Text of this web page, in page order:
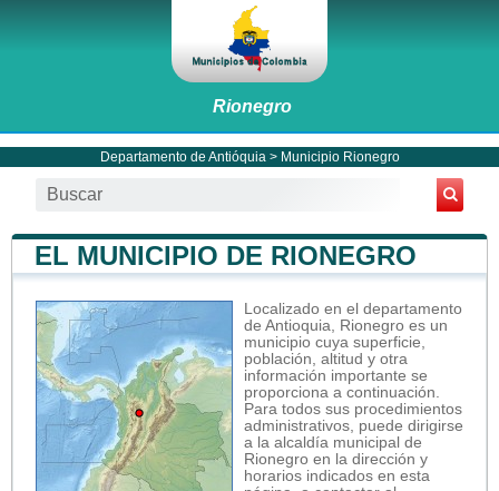
Rionegro
Departamento de Antióquia > Municipio Rionegro
EL MUNICIPIO DE RIONEGRO
Localizado en el departamento
de Antioquia, Rionegro es un
municipio cuya superficie,
población, altitud y otra
información importante se
proporciona a continuación.
Para todos sus procedimientos
administrativos, puede dirigirse
a la alcaldía municipal de
Rionegro en la dirección y
horarios indicados en esta